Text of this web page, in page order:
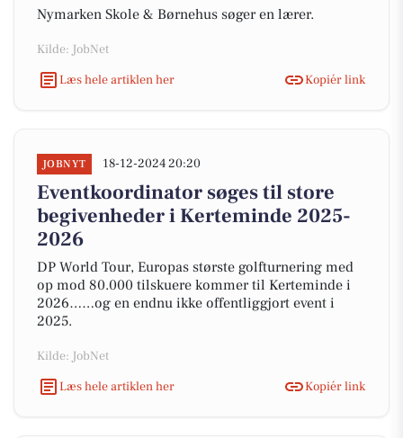
Nymarken Skole & Børnehus søger en lærer.
Kilde: JobNet
Læs hele artiklen her
Kopiér link
JOBNYT 18-12-2024 20:20
Eventkoordinator søges til store
begivenheder i Kerteminde 2025-
2026
DP World Tour, Europas største golfturnering med
op mod 80.000 tilskuere kommer til Kerteminde i
2026……og en endnu ikke offentliggjort event i
2025.
Kilde: JobNet
Læs hele artiklen her
Kopiér link